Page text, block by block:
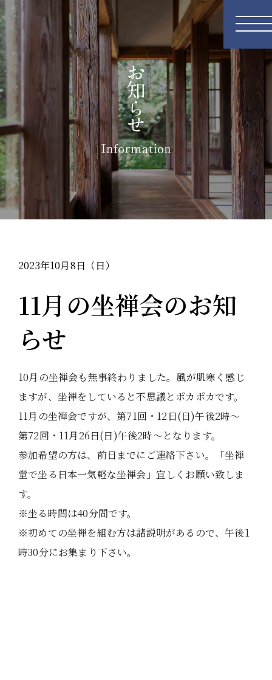
2023年10月8日（日）
11月の坐禅会のお知
らせ
10月の坐禅会も無事終わりました。風が肌寒く感じ
ますが、坐禅をしていると不思議とポカポカです。
11月の坐禅会ですが、第71回・12日(日)午後2時〜
第72回・11月26日(日)午後2時〜となります。
参加希望の方は、前日までにご連絡下さい。「坐禅
堂で坐る日本一気軽な坐禅会」宜しくお願い致しま
す。
※坐る時間は40分間です。
※初めての坐禅を組む方は諸説明があるので、午後1
時30分にお集まり下さい。